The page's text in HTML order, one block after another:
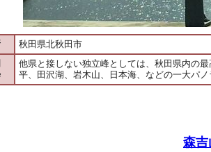
秋田県北秋田市
他県と接しない独立峰としては、秋田県内の
平、田沢湖、岩木山、日本海、などの一大パ
森